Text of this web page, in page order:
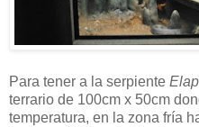
Para tener a la serpiente
terrario de 100cm x 50cm
temperatura, en la zona fría